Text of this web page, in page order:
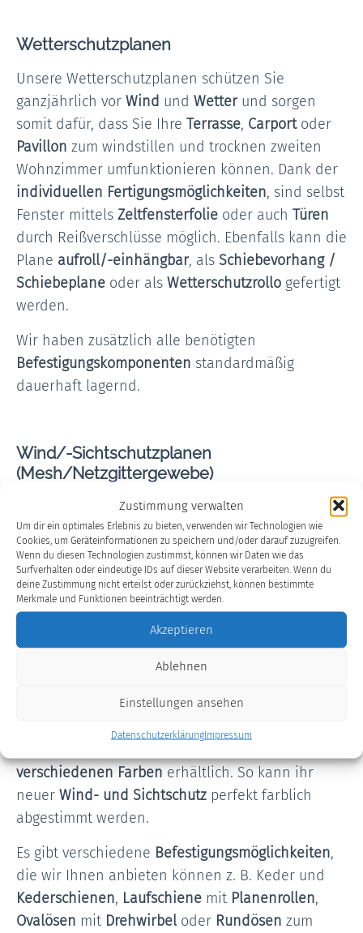
Zustimmung verwalten
Um dir ein optimales Erlebnis zu bieten, verwenden wir Technologien wie
Cookies, um Geräteinformationen zu speichern und/oder darauf zuzugreifen.
Wenn du diesen Technologien zustimmst, können wir Daten wie das
Surfverhalten oder eindeutige IDs auf dieser Website verarbeiten. Wenn du
deine Zustimmung nicht erteilst oder zurückziehst, können bestimmte
Merkmale und Funktionen beeinträchtigt werden.
Akzeptieren
Ablehnen
Einstellungen ansehen
DatenschutzerklärungImpressum
Wetterschutzplanen
Unsere Wetterschutzplanen schützen Sie
ganzjährlich vor Wind und Wetterund sorgen
somit dafür, dass Sie Ihre Terrasse, Carportoder
Pavillon zum windstillen und trocknen zweiten
Wohnzimmer umfunktionieren können. Dank der
individuellen Fertigungsmöglichkeiten, sind selbst
Fenster mittels Zeltfensterfolie oder auch Türen
durch Reißverschlüsse möglich. Ebenfalls kann die
Plane aufroll/-einhängbar, als Schiebevorhang /
Schiebeplane oder als Wetterschutzrollo gefertigt
werden.
Wir haben zusätzlich alle benötigten
Befestigungskomponenten standardmäßig
dauerhaft lagernd.
Wind/-Sichtschutzplanen
(Mesh/Netzgittergewebe)
Unsere Mesh/Netzgitterplanen bieten Ihnen
sowohlWindals auchSichtschutz, ohne dabei das
Gefühl zu haben, in einem geschlossenen Raum
zu sitzen. Durch die Eigenschaften des
Netzgittermaterials, können diese als
Schattenspender
fungieren, ohne einen
Wärmestau zu produzieren.
Alle Materialien, die sie bei uns bekommen sind
witterungs/- uv-beständig
und leicht zu reinigen.
verschiedenen Farbenerhältlich. So kann ihr
neuer Wind- und Sichtschutz perfekt farblich
abgestimmt werden.
Es gibt verschiedene Befestigungsmöglichkeiten,
die wir Ihnen anbieten können z. B. Keder und
Kederschienen, Laufschiene mit Planenrollen,
Ovalösen mit Drehwirbeloder Rundösen zum